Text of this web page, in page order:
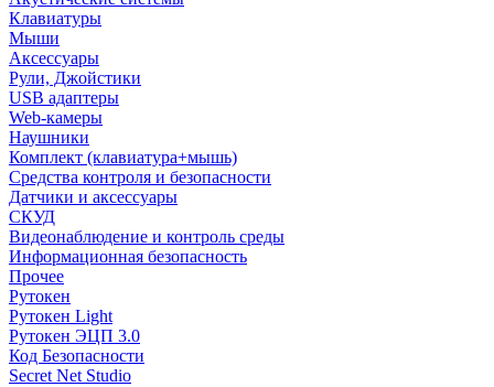
Клавиатуры
Мыши
Аксессуары
Рули, Джойстики
USB адаптеры
Web-камеры
Наушники
Комплект (клавиатура+мышь)
Средства контроля и безопасности
Датчики и аксессуары
СКУД
Видеонаблюдение и контроль среды
Информационная безопасность
Прочее
Рутокен
Рутокен Light
Рутокен ЭЦП 3.0
Код Безопасности
Secret Net Studio